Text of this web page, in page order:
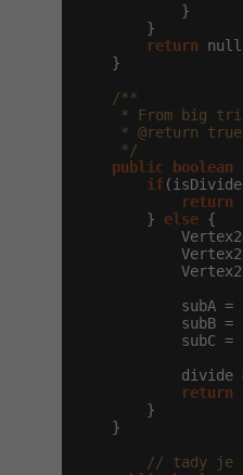
Windows
Sítě
Kybernetická
Elektronický podpis
Fórum
            }
        }
return
    }
/**
* From big
* @return
     */
public
boolean
if
return
        }
else {
            subA =
            subB =
            subC =
divide
return
        }
    }
// tady je